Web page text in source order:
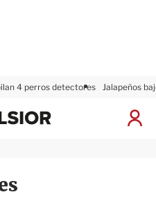
4 perros detectores Jalapeños
I
x